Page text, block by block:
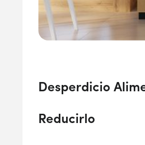
Desperdicio
Reducirlo